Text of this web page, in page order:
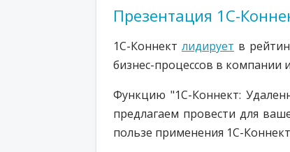
Презентация 1С-
1С-Коннект лидирует в
бизнес-процессов в компании
Функцию "1С-Коннект:
предлагаем провести для
пользе применения 1С-